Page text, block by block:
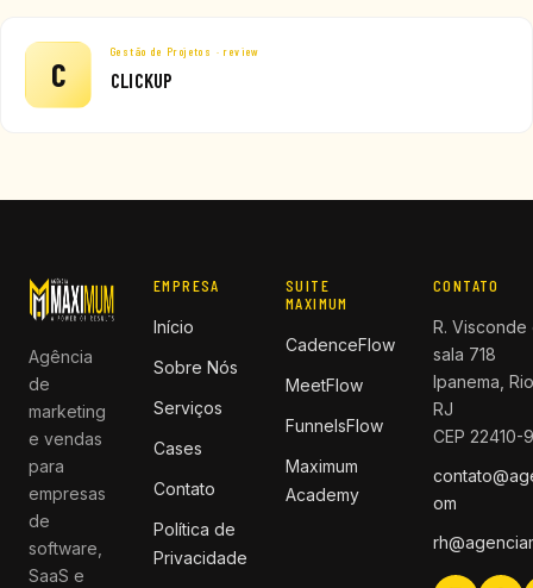
C
Gestão de Projetos · review
CLICKUP
Agência
de
marketing
e vendas
para
empresas
de
software,
SaaS e
EMPRESA
Início
Sobre Nós
Serviços
Cases
Contato
Política de
Privacidade
SUITE
MAXIMUM
CadenceFlow
MeetFlow
FunnelsFlow
Maximum
Academy
CONTATO
R.
sala 718
Ipanema,
RJ
CEP 22410-
om